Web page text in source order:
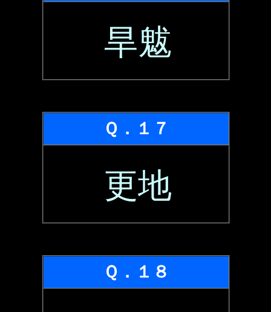
旱魃
Ｑ．１７
更地
Ｑ．１８